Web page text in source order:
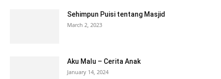
Sehimpun Puisi tentang Masjid
March 2, 2023
Aku Malu – Cerita Anak
January 14, 2024